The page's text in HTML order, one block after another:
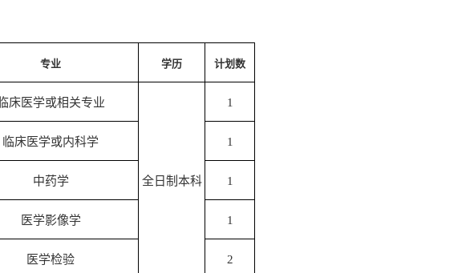
专业 学历 计划数
临床医学或相关专业
全日制本科
1
临床医学或内科学 1
中药学 1
医学影像学 1
医学检验 2